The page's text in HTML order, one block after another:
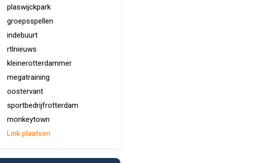
plaswijckpark
groepsspellen
indebuurt
rtlnieuws
kleinerotterdammer
megatraining
oostervant
sportbedrijfrotterdam
monkeytown
Link plaatsen